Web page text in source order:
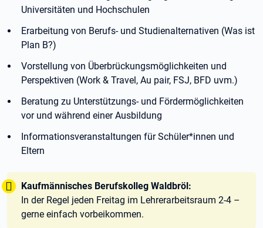
Universitäten und Hochschulen
Erarbeitung von Berufs- und Studienalternativen (Was ist
Plan B?)
Vorstellung von Überbrückungsmöglichkeiten und
Perspektiven (Work & Travel, Au pair, FSJ, BFD uvm.)
Beratung zu Unterstützungs- und Fördermöglichkeiten
vor und während einer Ausbildung
Informationsveranstaltungen für Schüler*innen und
Eltern
Tipp:
Kaufmännisches Berufskolleg Waldbröl:
In der Regel jeden Freitag im Lehrerarbeitsraum 2-4 –
gerne einfach vorbeikommen.